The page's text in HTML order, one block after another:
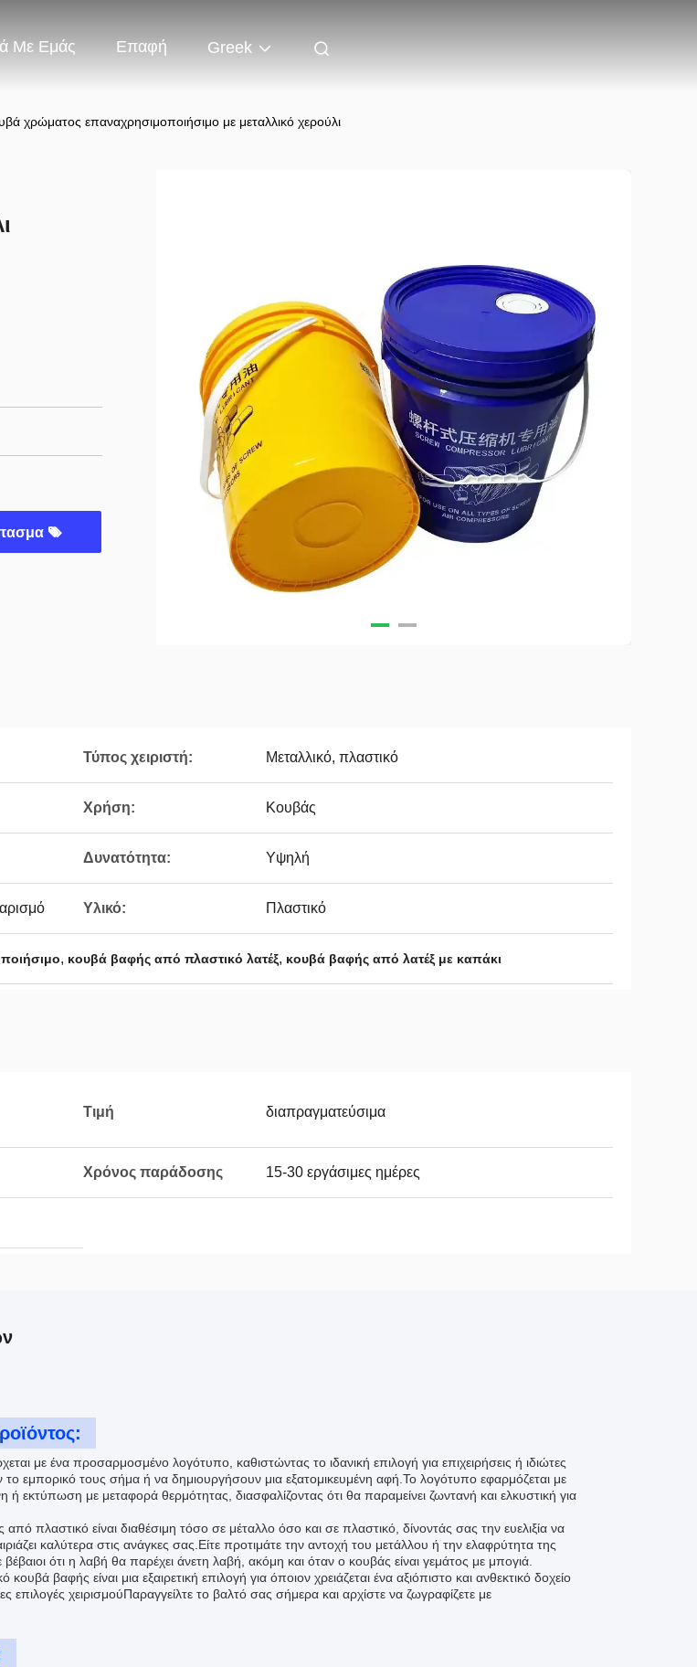
Με Εμάς Επαφή Greek
χρώματος επαναχρησιμοποιήσιμο με μεταλλικό χερούλι
Τύπος χειριστή: Μεταλλικό, πλαστικό
Χρήση: Κουβάς
Δυνατότητα: Υψηλή
Υλικό: Πλαστικό
, κουβά βαφής από πλαστικό λατέξ, κουβά βαφής από λατέξ με καπάκι
Τιμή διαπραγματεύσιμα
Χρόνος παράδοσης 15-30 εργάσιμες ημέρες
με ένα προσαρμοσμένο λογότυπο, καθιστώντας το ιδανική επιλογή για επιχειρήσεις ή ιδιώτες
εμπορικό τους σήμα ή να δημιουργήσουν μια εξατομικευμένη αφή.Το λογότυπο εφαρμόζεται με
ή εκτύπωση με μεταφορά θερμότητας, διασφαλίζοντας ότι θα παραμείνει ζωντανή και ελκυστική για
πλαστικό είναι διαθέσιμη τόσο σε μέταλλο όσο και σε πλαστικό, δίνοντάς σας την ευελιξία να
καλύτερα στις ανάγκες σας.Είτε προτιμάτε την αντοχή του μετάλλου ή την ελαφρύτητα της
βέβαιοι ότι η λαβή θα παρέχει άνετη λαβή, ακόμη και όταν ο κουβάς είναι γεμάτος με μπογιά.
βαφής είναι μια εξαιρετική επιλογή για όποιον χρειάζεται ένα αξιόπιστο και ανθεκτικό δοχείο
επιλογές χειρισμούΠαραγγείλτε το βαλτό σας σήμερα και αρχίστε να ζωγραφίζετε με